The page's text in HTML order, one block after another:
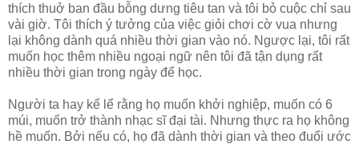
thích thuở ban đầu bỗng dưng tiêu tan và tôi bỏ cuộc chỉ sau
vài giờ. Tôi thích ý tưởng của việc giỏi chơi cờ vua nhưng
lại không dành quá nhiều thời gian vào nó. Ngược lại, tôi rất
muốn học thêm nhiều ngoại ngữ nên tôi đã tận dụng rất
nhiều thời gian trong ngày để học.
Người ta hay kể lể rằng họ muốn khởi nghiệp, muốn có 6
múi, muốn trở thành nhạc sĩ đại tài. Nhưng thực ra họ không
hề muốn. Bởi nếu có, họ đã dành thời gian và theo đuổi ước